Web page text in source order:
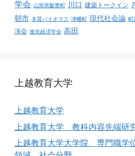
学会 山形県飯豊町 川口 建築トークイン
朝市 木質バイオマス 津幡町 現代社会論 町
演会 進化経済学会 高田
上越教育大学
上越教育大学
上越教育大学 教科内容先端研
上越教育大学大学院 専門職学